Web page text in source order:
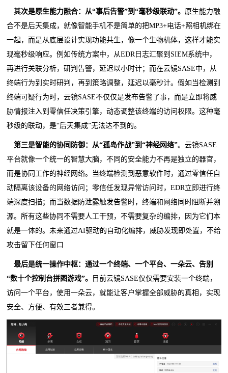
其次是原生能力融合： 从“事后告警”到“毫秒级联动”。 原生能力融
合不是后天集成，就像智能手机不是简单的把MP3+电话+照相机绑在
一起，而是从底层设计实现功能共生，像一个生物机体，这样才能实
现毫秒级响应。例如传统方案中，从EDR日志汇聚到SIEM系统中，
再进行关联分析，研判告警，延迟以小时计；而在云镜SASE中，从
终端行为到实时研判，再到策略调整，延迟以毫秒计。假如当检测到
终端可疑行为时，云镜SASE不仅仅是发布告警了事，而是立即将威
胁情报注入到零信任决策引擎，动态调整该终端的访问权限。这种毫
秒级的联动，是“后天集成”无法达不到的。
第三是智能的协同防御：从“孤岛作战”到“神经网络”。云镜SASE
平台就像一个统一的智慧大脑，不同的安全能力不再是独立的器官，
而是协同工作的神经网络。当终端检测到恶意软件时，通过零信任自
动隔离该设备的网络访问；零信任发现异常访问时，EDR立即进行终
端深度扫描；而当数据防泄露触发告警时，终端和网络同时阻断并溯
源。所有这些协同不需要人工干预，不需要复杂的编排，因为它们本
就是一体的。未来通过AI驱动的自动化编排，威胁发现即处置，不给
攻击留下任何窗口
最后是统一操作中枢：通过一个终端、一个平台、一朵云、告别
“数十个控制台拼图游戏”。
目前云镜SASE仅仅需要安装一个终端，
访问一个平台，使用一朵云，就能让客户掌握全部威胁的真相，实现
安全、方便、有效三者兼得。